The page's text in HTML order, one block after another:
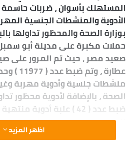
المستهلك بأسوان ، ضربات حاسمة
الأدوية والمنشطات الجنسية
بوزارة الصحة والمحظور تداولها
حملات مكبرة على مدينة أبو
صعيد مصر ، حيث تم المرور على
عطارة ،
منشطات جنسية وأدوية مهربة
الصحة ، بالإضافة لأدوية محظور
ضبط عدد ( 42 ) علبة أدوية
للبيع.
و قُدرت قيمة المضبوطات بربع
اظهر المزيد